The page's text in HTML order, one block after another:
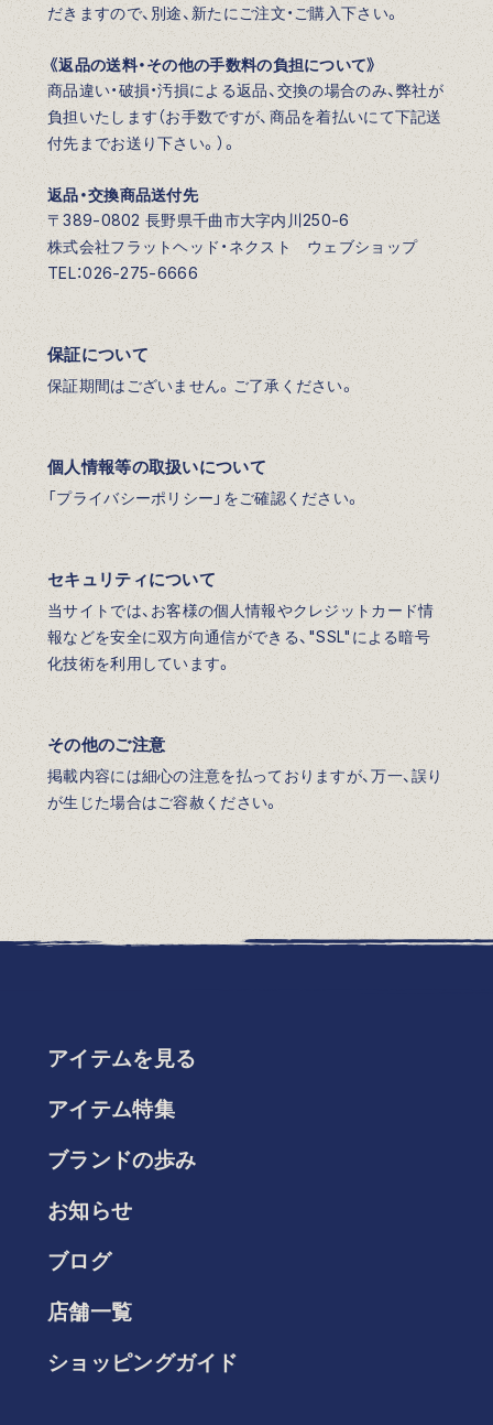
だきますので、別途、新たにご注文・ご購入下さい。
《返品の送料・その他の手数料の負担について》
商品違い・破損・汚損による返品、交換の場合のみ、弊社が
負担いたします（お手数ですが、商品を着払いにて下記送
付先までお送り下さい。）。
返品・交換商品送付先
〒389-0802 長野県千曲市大字内川250-6
株式会社フラットヘッド・ネクスト ウェブショップ
TEL：026-275-6666
保証について
保証期間はございません。ご了承ください。
個人情報等の取扱いについて
「プライバシーポリシー」をご確認ください。
セキュリティについて
当サイトでは、お客様の個人情報やクレジットカード情
報などを安全に双方向通信ができる、"SSL"による暗号
化技術を利用しています。
その他のご注意
掲載内容には細心の注意を払っておりますが、万一、誤り
が生じた場合はご容赦ください。
アイテムを見る
アイテム特集
ブランドの歩み
お知らせ
ブログ
店舗一覧
ショッピングガイド